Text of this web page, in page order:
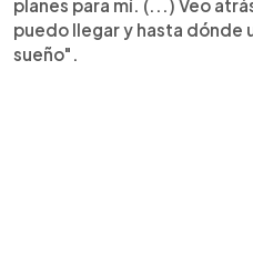
planes para mí. (...) Veo
puedo llegar y hasta dónde
sueño".